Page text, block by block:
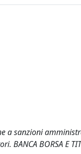
a sanzioni
BORSA E